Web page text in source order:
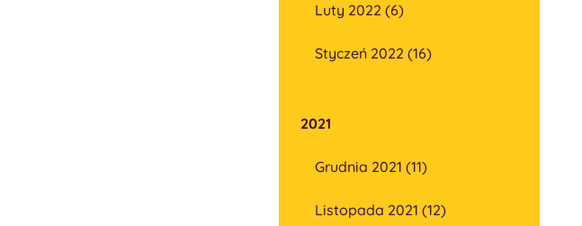
Luty 2022 (6)
Styczeń 2022 (16)
2021
Grudnia 2021 (11)
Listopada 2021 (12)